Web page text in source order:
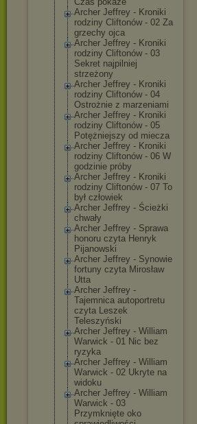
Archer Jeffrey - Kroniki
rodziny Cliftonów - 02 Za
grzechy ojca
Archer Jeffrey - Kroniki
rodziny Cliftonów - 03
Sekret najpilniej
strzeżony
Archer Jeffrey - Kroniki
rodziny Cliftonów - 04
Ostrożnie z marzeniami
Archer Jeffrey - Kroniki
rodziny Cliftonów - 05
Potężniejszy od miecza
Archer Jeffrey - Kroniki
rodziny Cliftonów - 06 W
godzinie próby
Archer Jeffrey - Kroniki
rodziny Cliftonów - 07 To
był człowiek
Archer Jeffrey - Ścieżki
chwały
Archer Jeffrey - Sprawa
honoru czyta Henryk
Pijanowski
Archer Jeffrey - Synowie
fortuny czyta Mirosław
Utta
Archer Jeffrey -
Tajemnica autoportretu
czyta Leszek
Teleszyński
Archer Jeffrey - William
Warwick - 01 Nic bez
ryzyka
Archer Jeffrey - William
Warwick - 02 Ukryte na
widoku
Archer Jeffrey - William
Warwick - 03
Przymknięte oko